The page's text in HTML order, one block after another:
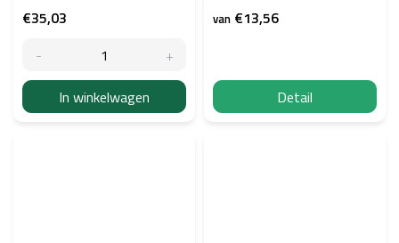
€35,03
In winkelwagen
van €13,56
Detail